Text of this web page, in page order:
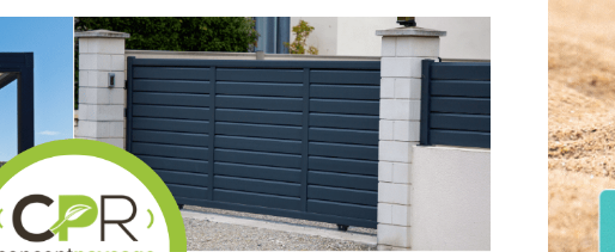
l'info
locale